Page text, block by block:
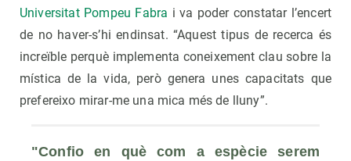
Universitat Pompeu Fabra i va poder constatar l’encert
de no haver-s’hi endinsat. “Aquest tipus de recerca és
increïble perquè implementa coneixement clau sobre la
mística de la vida, però genera unes capacitats que
prefereixo mirar-me una mica més de lluny”.
"Confio en què com a espècie serem